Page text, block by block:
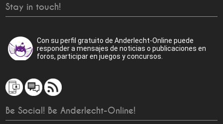
Stay in touch!
Con su perfil gratuito de Anderlecht-Online puede
responder a mensajes de noticias o publicaciones en
foros, participar en juegos y concursos.
Be Social! Be Anderlecht-Online!